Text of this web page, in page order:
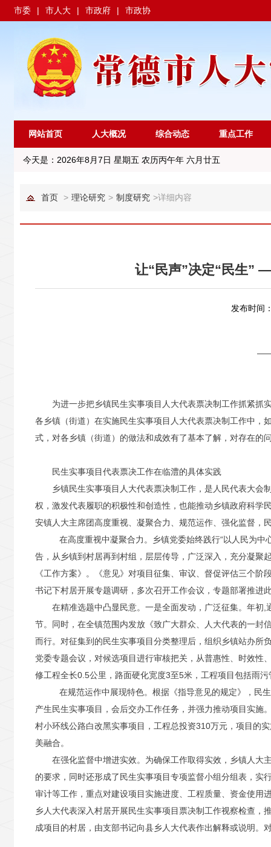
市委 | 市人大 | 市政府 | 市政协
网站首页 人大概况 综合动态 重点工作
今天是： 2026年8月7日 星期五 农历丙午年 六月廿五
首页 > 理论研究 > 制度研究 >详细内容
让“民声”决定“民生”
发布时间
——
为进一步把乡镇民生实事项目人大代表票决制工作抓紧抓
各乡镇（街道）在实施民生实事项目人大代表票决制工作中，
式，对各乡镇（街道）的做法和成效有了基本了解，对存在的
民生实事项目代表票决工作在临澧的具体实践
乡镇民生实事项目人大代表票决制工作，是人民代表大
权，激发代表履职的积极性和创造性，也能推动乡镇政府科学
安镇人大主席团高度重视、凝聚合力、规范运作、强化监督，
在高度重视中凝聚合力。乡镇党委始终践行“以人民为中
告，从乡镇到村居再到村组，层层传导，广泛深入，充分凝聚
《工作方案》。《意见》对项目征集、审议、督促评估三个
书记下村居开展专题调研，多次召开工作会议，专题部署推进
在精准选题中凸显民意。一是全面发动，广泛征集。年初
节。同时，在全镇范围内发放《致广大群众、人大代表的一封
而行。对征集到的民生实事项目分类整理后，组织乡镇站办所
党委专题会议，对候选项目进行审核把关，从普惠性、时效
修工程全长0.5公里，路面硬化宽度3至5米，工程项目包括雨
在规范运作中展现特色。根据《指导意见的规定》，民
产生民生实事项目，会后交办工作任务，并强力推动项目实
村小环线公路白改黑实事项目，工程总投资310万元，项目的
美融合。
在强化监督中增进实效。为确保工作取得实效，乡镇人大
的要求，同时还形成了民生实事项目专项监督小组分组表，
审计等工作，重点对建设项目实施进度、工程质量、资金使用
乡人大代表深入村居开展民生实事项目票决制工作视察检查
成项目的村居，由支部书记向县乡人大代表作出解释或说明